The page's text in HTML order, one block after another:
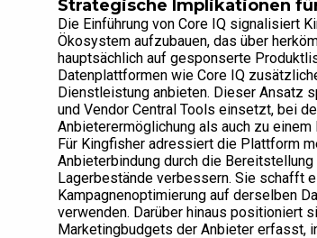
Strategische Implikationen
Die Einführung von Core IQ signalisiert
Ökosystem aufzubauen, das über
hauptsächlich auf gesponserte
Datenplattformen wie Core IQ
Dienstleistung anbieten. Dieser Ansatz
und Vendor Central Tools einsetzt, bei
Anbieterermöglichung als auch zu
Für Kingfisher adressiert die Plattform
Anbieterbindung durch die
Lagerbestände verbessern. Sie schafft
Kampagnenoptimierung auf derselben
verwenden. Darüber hinaus positioniert
Marketingbudgets der Anbieter erfasst,